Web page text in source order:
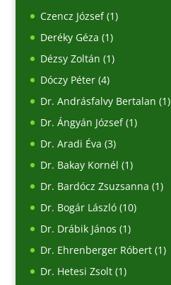
Czencz József(1)
Deréky Géza (1)
Dézsy Zoltán (1)
Dóczy Péter(4)
Dr. Andrásfalvy Bertalan (1)
Dr. Ángyán József(1)
Dr. Aradi Éva (3)
Dr. Bakay Kornél (1)
Dr. Bardócz Zsuzsanna (1)
Dr. Bogár László(10)
Dr. Drábik János (1)
Dr. Ehrenberger Róbert(1)
Dr. Hetesi Zsolt(1)